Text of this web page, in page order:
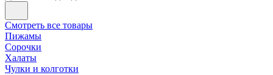
Смотреть все товары
Пижамы
Сорочки
Халаты
Чулки и колготки